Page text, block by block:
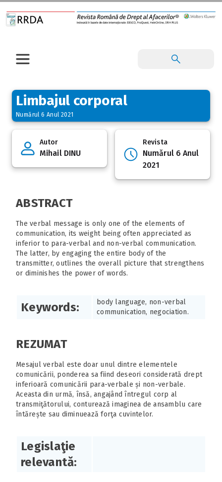
Limbajul corporal
Numărul 6 Anul 2021
Autor
Mihail DINU
Revista
Numărul 6 Anul
2021
ABSTRACT
The verbal message is only one of the elements of
communication, its weight being often appreciated as
inferior to para-verbal and non-verbal communication.
The latter, by engaging the entire body of the
transmitter, outlines the overall picture that strengthens
or diminishes the power of words.
Keywords:
body language, non-verbal
communication, negociation.
REZUMAT
Mesajul verbal este doar unul dintre elementele
comunicării, ponderea sa fiind deseori considerată drept
inferioară comunicării para-verbale și non-verbale.
Aceasta din urmă, însă, angajând întregul corp al
transmiţătorului, conturează imaginea de ansamblu care
întărește sau diminuează forţa cuvintelor.
Legislaţie
relevantă: